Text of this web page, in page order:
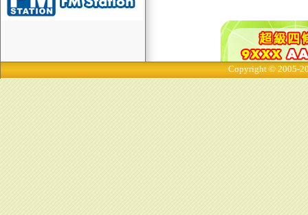
Copyright © 2005-